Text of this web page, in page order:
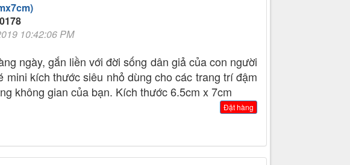
10:42:06 PM
ngày, gắn liền với đời sống dân giả của con người
mini kích thước siêu nhỏ dùng cho các trang trí đậm
không gian của bạn. Kích thước 6.5cm x 7cm
Đặt hàng